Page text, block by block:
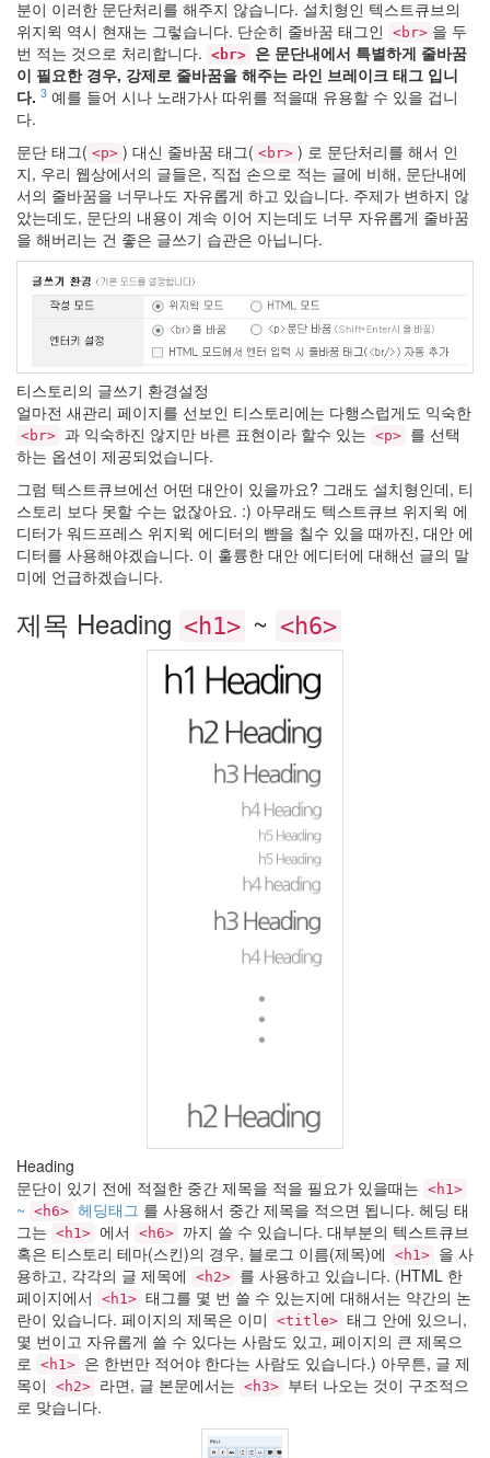
분이 이러한 문단처리를 해주지 않습니다. 설치형인 텍스트큐브의
위지윅 역시 현재는 그렇습니다. 단순히 줄바꿈 태그인
<br> 을 두
번 적는 것으로 처리합니다. <br> 은 문단내에서 특별하게 줄바꿈
이 필요한 경우, 강제로 줄바꿈을 해주는 라인 브레이크 태그 입니
다. 3 예를 들어 시나 노래가사 따위를 적을때 유용할 수 있을 겁니
다.
문단 태그( <p> ) 대신 줄바꿈 태그( <br> ) 로 문단처리를 해서 인
지, 우리 웹상에서의 글들은, 직접 손으로 적는 글에 비해, 문단내에
서의 줄바꿈을 너무나도 자유롭게 하고 있습니다. 주제가 변하지 않
았는데도, 문단의 내용이 계속 이어 지는데도 너무 자유롭게 줄바꿈
을 해버리는 건 좋은 글쓰기 습관은 아닙니다.
티스토리의 글쓰기 환경설정
얼마전 새관리 페이지를 선보인 티스토리에는 다행스럽게도 익숙한
<br> 과 익숙하진 않지만 바른 표현이라 할수 있는 <p> 를 선택
하는 옵션이 제공되었습니다.
그럼 텍스트큐브에선 어떤 대안이 있을까요? 그래도 설치형인데, 티
스토리 보다 못할 수는 없잖아요. :) 아무래도 텍스트큐브 위지윅 에
디터가 워드프레스 위지윅 에디터의 뺨을 칠수 있을 때까진, 대안 에
디터를 사용해야겠습니다. 이 훌륭한 대안 에디터에 대해선 글의 말
미에 언급하겠습니다.
제목 Heading <h1> ~ <h6>
Heading
문단이 있기 전에 적절한 중간 제목을 적을 필요가 있을때는 <h1>
~ <h6> 헤딩태그 를 사용해서 중간 제목을 적으면 됩니다. 헤딩 태
그는 <h1> 에서 <h6> 까지 쓸 수 있습니다. 대부분의 텍스트큐브
혹은 티스토리 테마(스킨)의 경우, 블로그 이름(제목)에
<h1> 을 사
용하고, 각각의 글 제목에
<h2> 를 사용하고 있습니다. (HTML 한
페이지에서
<h1> 태그를 몇 번 쓸 수 있는지에 대해서는 약간의 논
란이 있습니다. 페이지의 제목은 이미
<title> 태그 안에 있으니,
몇 번이고 자유롭게 쓸 수 있다는 사람도 있고, 페이지의 큰 제목으
로 <h1> 은 한번만 적어야 한다는 사람도 있습니다.) 아무튼, 글 제
목이
<h2> 라면, 글 본문에서는 <h3> 부터 나오는 것이 구조적으
로 맞습니다.
5
월
의
드
라
브..
2
by
hi8ar
외
계
hi8ar
흠..
Pin
it!
2
by
hi8ar
부
드
디
by
hi8ar